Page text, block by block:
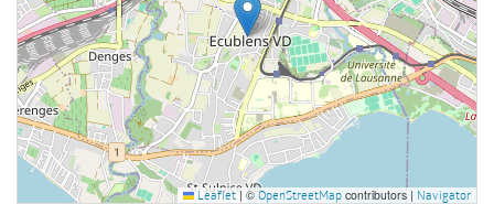
Leaflet | ©OpenStreetMap contributors | Navigator